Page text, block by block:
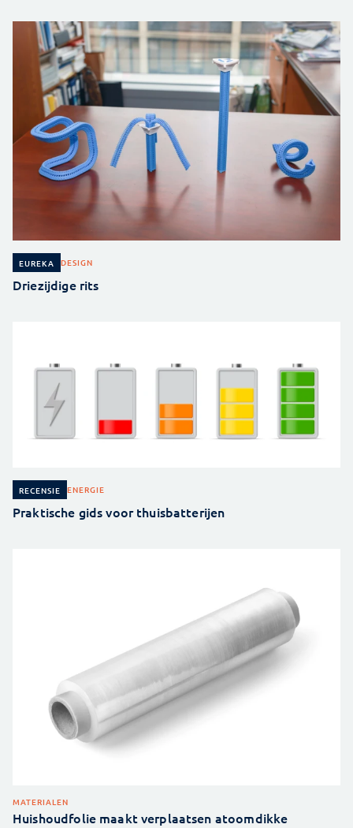
EUREKA DESIGN
Driezijdige rits
RECENSIE ENERGIE
Praktische gids voor thuisbatterijen
MATERIALEN
Huishoudfolie maakt verplaatsen atoomdikke